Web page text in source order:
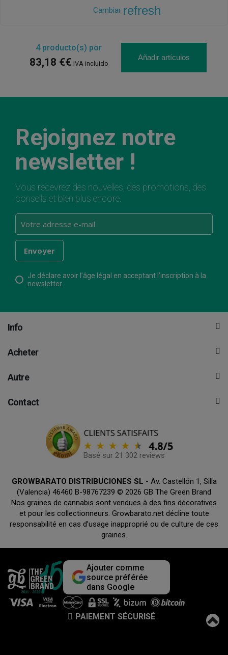
Cambiar refresh
4producto(s) por
83,18 €€ IVA incluido
Añadir artículos
Rejoignez notre
newsletter !
Vous recevrez des nouvelles, des promotions, des
conseils et bien plus encore.
Je déclare avoir l’âge légal en acceptant l’inscription à la
newsletter.
Info
Acheter
Autre
Contact
Basé sur 21 302 reviews
GROWBARATO DISTRIBUCIONES SL - Av. Castellón 1, Silla
(Valencia) 46460 B-98767239 © 2026 GB The Green Brand
Nos graines de cannabis sont vendues à des fins décoratives
et pour les collectionneurs. Growbarato.net décline toute
responsabilité en cas d’usage inapproprié ou de culture de ces
graines.
Ajouter comme
source préférée
dans Google
PAIEMENT SÉCURISÉ